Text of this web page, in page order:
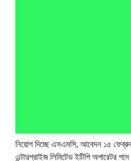
নিয়োগ দিচ্ছে এসএমসি, আবেদন ১৫
এন্টারপ্রাইজ লিমিটেড ইটিপি অপারেটর